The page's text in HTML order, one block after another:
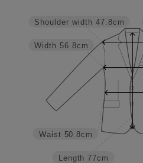
Length 77cm
Waist 50.8cm
Width 56.8cm
Shoulder width 47.8cm